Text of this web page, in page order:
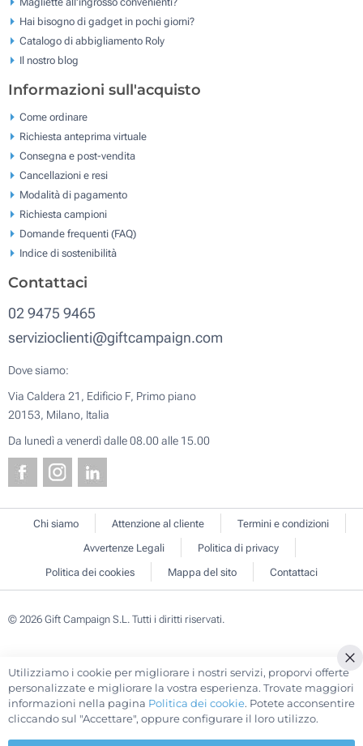
Hai bisogno di gadget in pochi giorni?
Catalogo di abbigliamento Roly
Il nostro blog
Informazioni sull'acquisto
Come ordinare
Richiesta anteprima virtuale
Consegna e post-vendita
Cancellazioni e resi
Modalità di pagamento
Richiesta campioni
Domande frequenti (FAQ)
Indice di sostenibilità
Contattaci
02 9475 9465
servizioclienti@giftcampaign.com
Dove siamo:
Via Caldera 21, Edificio F, Primo piano
20153, Milano, Italia
Da lunedì a venerdì dalle 08.00 alle 15.00
Chi siamo Attenzione al cliente
Termini e condizioni
Avvertenze Legali
Politica di privacy
Politica dei cookies
Mappa del sito Contattaci
© 2026 Gift Campaign S.L. Tutti i diritti riservati.
Utilizziamo i cookie per migliorare i nostri servizi, proporvi offerte
personalizzate e migliorare la vostra esperienza. Trovate maggiori
informazioni nella pagina Politica dei cookie. Potete acconsentire
cliccando sul "Accettare", oppure configurare il loro utilizzo.